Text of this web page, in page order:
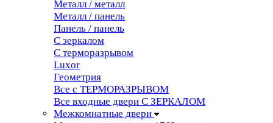
Металл / металл
Металл / панель
Панель / панель
С зеркалом
С терморазрывом
Luxor
Геометрия
Все с ТЕРМОРАЗРЫВОМ
Все входные двери С ЗЕРКАЛОМ
Межкомнатные двери